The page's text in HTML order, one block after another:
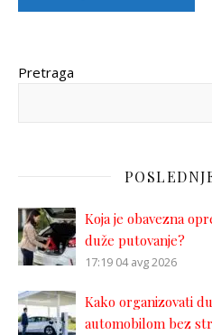
Pretraga
Koja je obavezna
duže putovanje?
17:19 04 avg 2026
Kako organizovati
automobilom bez